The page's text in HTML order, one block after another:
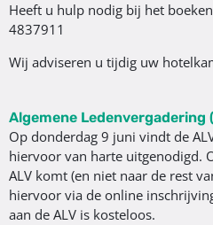
Heeft u hulp nodig bij het
4837911
Wij adviseren u tijdig uw
Algemene Ledenvergadering
Op donderdag 9 juni vindt de
hiervoor van harte uitgenodigd.
ALV komt (en niet naar de rest
hiervoor via de online
aan de ALV is kosteloos.